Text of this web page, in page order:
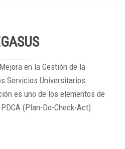
en la Gestión de la
Servicios Universitarios.
es uno de los elementos de
(Plan-Do-Check-Act).